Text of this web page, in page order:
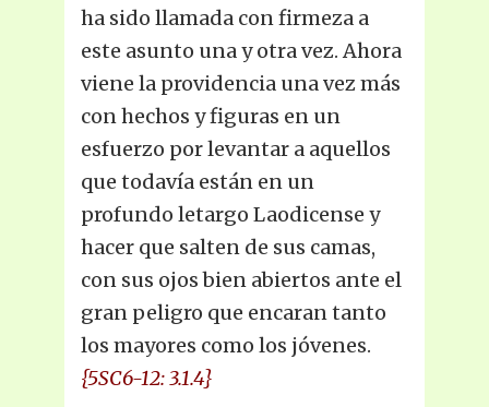
ha sido llamada con firmeza a
este asunto una y otra vez. Ahora
viene la providencia una vez más
con hechos y figuras en un
esfuerzo por levantar a aquellos
que todavía están en un
profundo letargo Laodicense y
hacer que salten de sus camas,
con sus ojos bien abiertos ante el
gran peligro que encaran tanto
los mayores como los jóvenes.
{5SC6-12: 3.1.4}